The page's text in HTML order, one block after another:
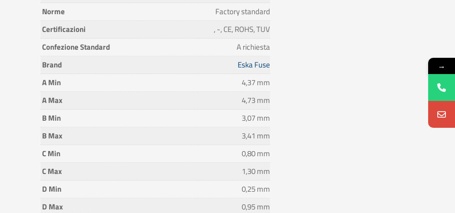
Norme
Factory standard
Certificazioni
, -, CE, ROHS, TUV
Confezione Standard
A richiesta
Brand
Eska Fuse
A Min
4,37 mm
A Max
4,73 mm
B Min
3,07 mm
B Max
3,41 mm
C Min
0,80 mm
C Max
1,30 mm
D Min
0,25 mm
D Max
0,95 mm
→